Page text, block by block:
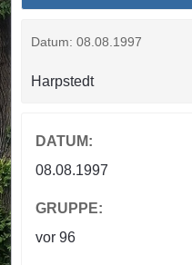
Datum: 08.08.1997
Harpstedt
DATUM:
08.08.1997
GRUPPE:
vor 96